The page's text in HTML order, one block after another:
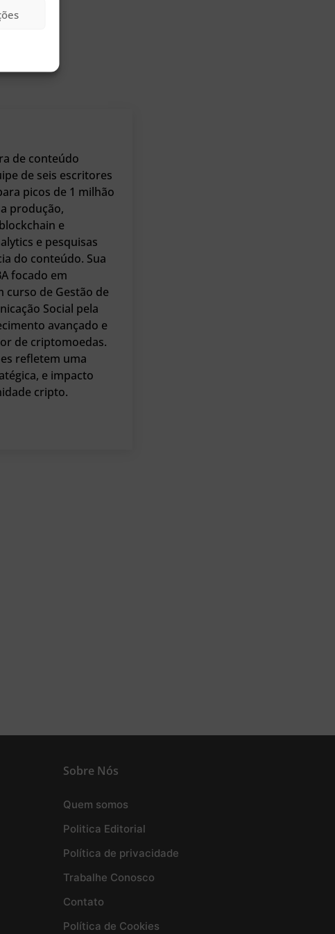
de conteúdo
de seis escritores
picos de 1 milhão
produção,
e
e pesquisas
do conteúdo. Sua
focado em
curso de Gestão de
Social pela
avançado e
de criptomoedas.
refletem uma
e impacto
cripto.
Sobre Nós
Quem somos
Politica Editorial
Política de privacidade
Trabalhe Conosco
Contato
Política de Cookies